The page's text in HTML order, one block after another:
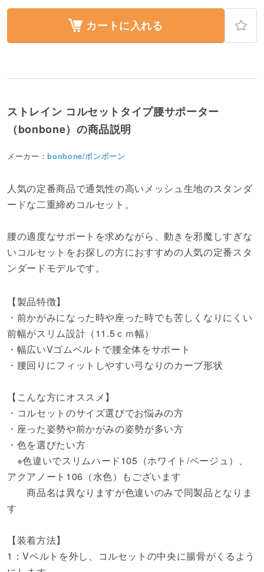
カートに入れる
ストレイン コルセットタイプ腰サポーター
（bonbone）の商品説明
メーカー：bonbone/ボンボーン
人気の定番商品で通気性の高いメッシュ生地のスタンダ
ードな二重締めコルセット。
腰の適度なサポートを求めながら、動きを邪魔しすぎな
いコルセットをお探しの方におすすめの人気の定番スタ
ンダードモデルです。
【製品特徴】
・前かがみになった時や座った時でも苦しくなりにくい
前幅がスリム設計（11.5ｃｍ幅）
・幅広いVゴムベルトで腰全体をサポート
・腰回りにフィットしやすい弓なりのカーブ形状
【こんな方にオススメ】
・コルセットのサイズ選びでお悩みの方
・座った姿勢や前かがみの姿勢が多い方
・色を選びたい方
※色違いでスリムハード105（ホワイト/ベージュ）、
アクアノート106（水色）もございます
商品名は異なりますが色違いのみで同製品となりま
す
【装着方法】
1：Vベルトを外し、コルセットの中央に腸骨がくるよう